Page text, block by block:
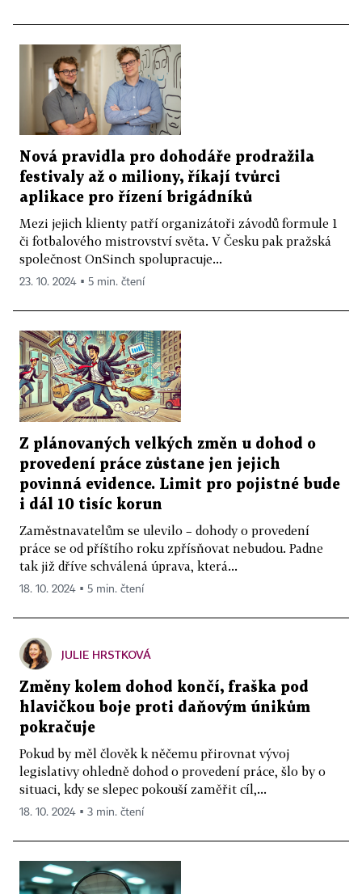
Nová pravidla pro dohodáře prodražila
festivaly až o miliony, říkají tvůrci
aplikace pro řízení brigádníků
Mezi jejich klienty patří organizátoři závodů formule 1
či fotbalového mistrovství světa. V Česku pak pražská
společnost OnSinch spolupracuje...
23. 10. 2024 ▪ 5 min. čtení
Z plánovaných velkých změn u dohod o
provedení práce zůstane jen jejich
povinná evidence. Limit pro pojistné bude
i dál 10 tisíc korun
Zaměstnavatelům se ulevilo – dohody o provedení
práce se od příštího roku zpřísňovat nebudou. Padne
tak již dříve schválená úprava, která...
18. 10. 2024 ▪ 5 min. čtení
JULIE HRSTKOVÁ
Změny kolem dohod končí, fraška pod
hlavičkou boje proti daňovým únikům
pokračuje
Pokud by měl člověk k něčemu přirovnat vývoj
legislativy ohledně dohod o provedení práce, šlo by o
situaci, kdy se slepec pokouší zaměřit cíl,...
18. 10. 2024 ▪ 3 min. čtení